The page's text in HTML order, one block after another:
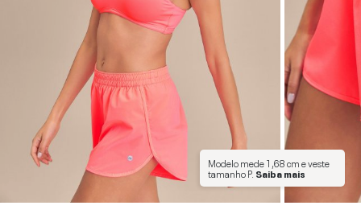
Modelo mede1,68 cme veste
tamanhoP. Saiba mais